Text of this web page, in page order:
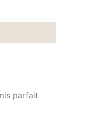
parfait